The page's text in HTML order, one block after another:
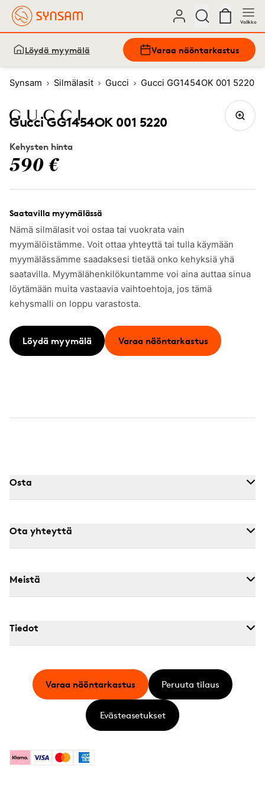
Valikko
Löydä myymälä Varaa näöntarkastus
Synsam Silmälasit Gucci Gucci GG1454OK 001 5220
Gucci GG1454OK 001 5220
Kehysten hinta
590 €
Saatavilla myymälässä
Nämä silmälasit voi ostaa tai vuokrata vain
myymälöistämme. Voit ottaa yhteyttä tai tulla käymään
myymälässämme saadaksesi tietää onko kehyksiä yhä
saatavilla. Myymälähenkilökuntamme voi aina auttaa sinua
löytämään muita vastaavia vaihtoehtoja, jos tämä
kehysmalli on loppu varastosta.
Löydä myymälä Varaa näöntarkastus
Osta
Ota yhteyttä
Meistä
Tiedot
KlarnaVisa MastercardAmerican Express
Varaa näöntarkastus Peruuta tilaus
Evästeasetukset